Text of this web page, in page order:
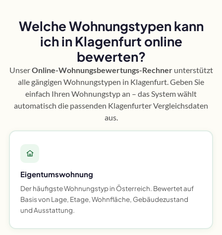
Welche Wohnungstypen kann
ich in Klagenfurt online
bewerten?
UnserOnline-Wohnungsbewertungs-Rechnerunterstützt
alle gängigen Wohnungstypen in Klagenfurt. Geben Sie
einfach Ihren Wohnungstyp an – das System wählt
automatisch die passenden Klagenfurter Vergleichsdaten
aus.
Eigentumswohnung
Der häufigste Wohnungstyp in Österreich. Bewertet auf
Basis von Lage, Etage, Wohnfläche, Gebäudezustand
und Ausstattung.